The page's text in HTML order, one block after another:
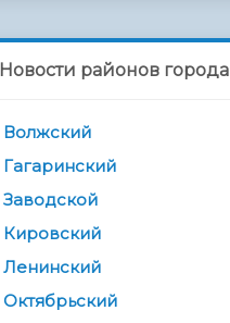
Новости районов города
Волжский
Гагаринский
Заводской
Кировский
Ленинский
Октябрьский